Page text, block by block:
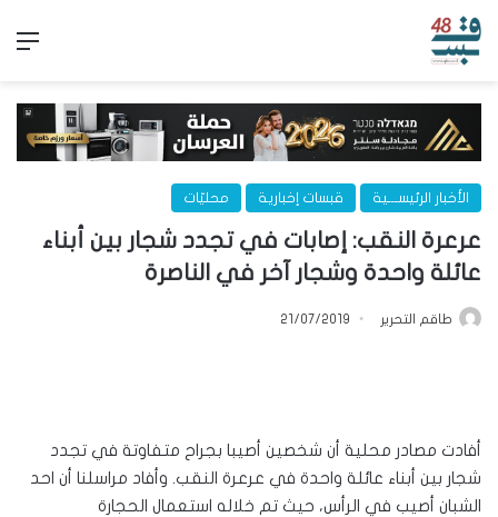
الأخبار الرئيســـية قبسات إخبارية محليّات
عرعرة النقب: إصابات في تجدد شجار بين أبناء
عائلة واحدة وشجار آخر في الناصرة
طاقم التحرير 21/07/2019
أفادت مصادر محلية أن شخصين أصيبا بجراح متفاوتة في تجدد
شجار بين أبناء عائلة واحدة في عرعرة النقب. وأفاد مراسلنا أن احد
الشبان أصيب في الرأس، حيث تم خلاله استعمال الحجارة